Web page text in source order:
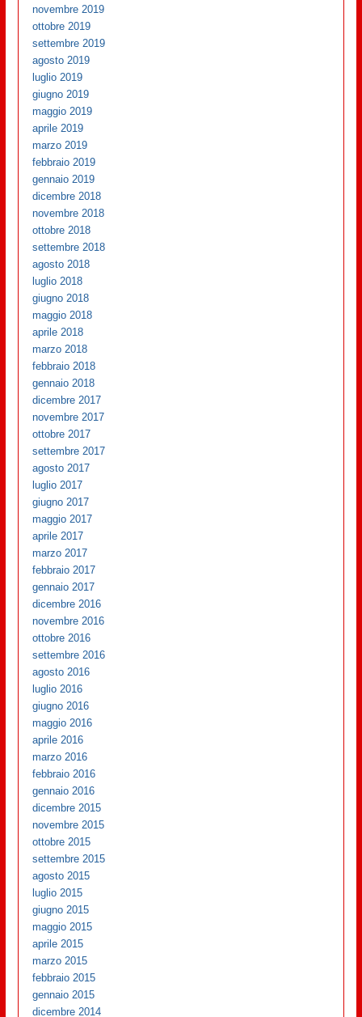
novembre 2019
ottobre 2019
settembre 2019
agosto 2019
luglio 2019
giugno 2019
maggio 2019
aprile 2019
marzo 2019
febbraio 2019
gennaio 2019
dicembre 2018
novembre 2018
ottobre 2018
settembre 2018
agosto 2018
luglio 2018
giugno 2018
maggio 2018
aprile 2018
marzo 2018
febbraio 2018
gennaio 2018
dicembre 2017
novembre 2017
ottobre 2017
settembre 2017
agosto 2017
luglio 2017
giugno 2017
maggio 2017
aprile 2017
marzo 2017
febbraio 2017
gennaio 2017
dicembre 2016
novembre 2016
ottobre 2016
settembre 2016
agosto 2016
luglio 2016
giugno 2016
maggio 2016
aprile 2016
marzo 2016
febbraio 2016
gennaio 2016
dicembre 2015
novembre 2015
ottobre 2015
settembre 2015
agosto 2015
luglio 2015
giugno 2015
maggio 2015
aprile 2015
marzo 2015
febbraio 2015
gennaio 2015
dicembre 2014